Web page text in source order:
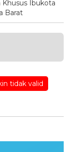
Khusus Ibukota
Barat
tidak valid